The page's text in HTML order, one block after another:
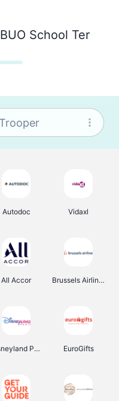
BUO School Ter
Autodoc Vidaxl
All Accor Brussels Airlines
Disneyland Paris EuroGifts